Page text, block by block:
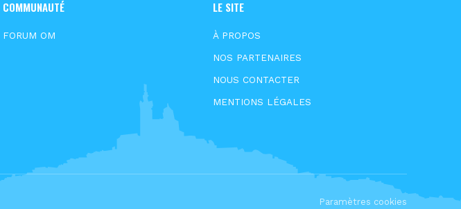
COMMUNAUTÉ
FORUM OM
LE SITE
À PROPOS
NOS PARTENAIRES
NOUS CONTACTER
MENTIONS LÉGALES
Paramètres cookies